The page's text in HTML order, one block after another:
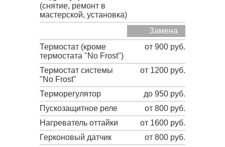
(снятие, ремонт в
мастерской, установка)
Замена
Термостат (кроме
термостата "No Frost")
от 900 руб.
Термостат системы
"No Frost"
от 1200 руб.
Терморегулятор
до 950 руб.
Пускозащитное реле
от 800 руб.
Нагреватель оттайки
от 1600 руб.
Герконовый датчик
от 800 руб.